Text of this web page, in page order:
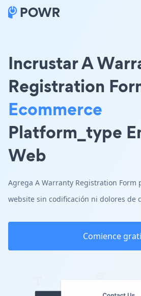
Incrustar A
Registration
Ecommerce
Platform_type
Web
Agrega A Warranty Registration Form
website sin codificación ni dolores de
Comience